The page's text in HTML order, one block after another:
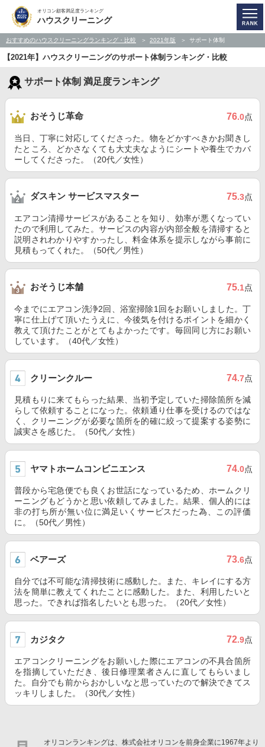
オリコン顧客満足度ランキング
ハウスクリーニング
おすすめのハウスクリーニングランキング・比較 2021年版 サポート体制
【2021年】ハウスクリーニングのサポート体制ランキング・比較
サポート体制 満足度ランキング
おそうじ革命 76.0点
当日、丁寧に対応してくださった。物をどかすべきかお聞きし
たところ、どかさなくても大丈夫なようにシートや養生でカバ
ーしてくださった。（20代／女性）
ダスキン サービスマスター 75.3点
エアコン清掃サービスがあることを知り、効率が悪くなってい
たので利用してみた。サービスの内容が内部全般を清掃すると
説明されわかりやすかったし、料金体系を提示しながら事前に
見積もってくれた。（50代／男性）
おそうじ本舗 75.1点
今までにエアコン洗浄2回、浴室掃除1回をお願いしました。丁
寧に仕上げて頂いたうえに、今後気を付けるポイントを細かく
教えて頂けたことがとてもよかったです。毎回同じ方にお願い
しています。（40代／女性）
クリーンクルー 74.7点
見積もりに来てもらった結果、当初予定していた掃除箇所を減
らして依頼することになった。依頼通り仕事を受けるのではな
く、クリーニングが必要な箇所を的確に絞って提案する姿勢に
誠実さを感じた。（50代／女性）
ヤマトホームコンビニエンス 74.0点
普段から宅急便でも良くお世話になっているため、ホームクリ
ーニングもどうかと思い依頼してみました。結果、個人的には
非の打ち所が無い位に満足いくサービスだった為、この評価
に。（50代／男性）
ベアーズ 73.6点
自分では不可能な清掃技術に感動した。また、キレイにする方
法を簡単に教えてくれたことに感動した。また、利用したいと
思った。できれば指名したいとも思った。（20代／女性）
カジタク 72.9点
エアコンクリーニングをお願いした際にエアコンの不具合箇所
を指摘していただき、後日修理業者さんに直してもらいまし
た。自分でも前からおかしいなと思っていたので解決できてス
ッキリしました。（30代／女性）
オリコンランキングは、株式会社オリコンを前身企業に1967年より